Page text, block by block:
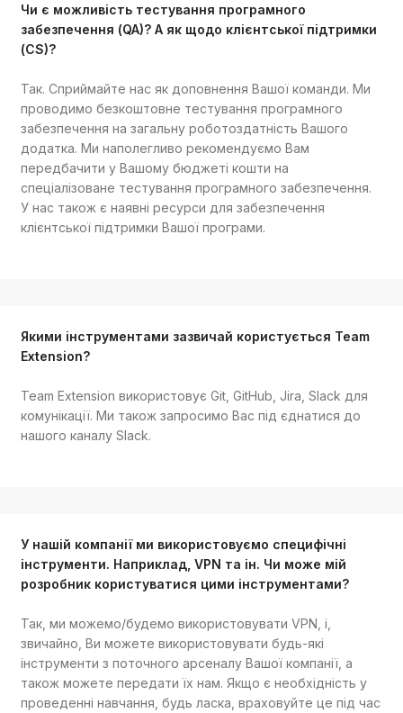
Чи є можливість тестування програмного
забезпечення (QA)? А як щодо клієнтської підтримки
(CS)?
Так. Сприймайте нас як доповнення Вашої команди. Ми
проводимо безкоштовне тестування програмного
забезпечення на загальну роботоздатність Вашого
додатка. Ми наполегливо рекомендуємо Вам
передбачити у Вашому бюджеті кошти на
спеціалізоване тестування програмного забезпечення.
У нас також є наявні ресурси для забезпечення
клієнтської підтримки Вашої програми.
Якими інструментами зазвичай користується Team
Extension?
Team Extension використовує Git, GitHub, Jira, Slack для
комунікації. Ми також запросимо Вас під єднатися до
нашого каналу Slack.
У нашій компанії ми використовуємо специфічні
інструменти. Наприклад, VPN та ін. Чи може мій
розробник користуватися цими інструментами?
Так, ми можемо/будемо використовувати VPN, і,
звичайно, Ви можете використовувати будь-які
інструменти з поточного арсеналу Вашої компанії, а
також можете передати їх нам. Якщо є необхідність у
проведенні навчання, будь ласка, враховуйте це під час